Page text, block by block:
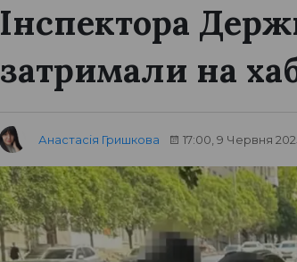
Інспектора
затримали на
Анастасія Гришкова 17:00, 9 Червня